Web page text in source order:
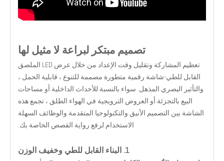
تصميم مبتكر لبراعة لا مثيل لها
تعظيم المشاركة وتقليل وقت الإعداد من خلال عرض LED الملصق
القابل للطي-شاشة رقمية متطورة مصممة للتنوع ، قابلية الحمل ،
والتأثير البصري المذهل. سواء بالنسبة للأحداث الداخلية أو مساحات
البيع بالتجزئة أو العروض الترويجية في الهواء الطلق ، تجمع هذه
الشاشة بين التصميم الأنيق والتكنولوجيا المتقدمة والوظائف السهلة
الاستخدام لرفع رواية القصص الخاصة بك.
1. البناء القابل للطي وخفيف الوزن